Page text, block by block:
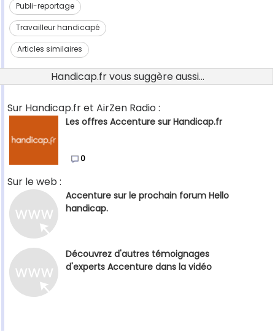
Publi-reportage
Travailleur handicapé
Articles similaires
Handicap.fr vous suggère aussi...
Sur Handicap.fr et AirZen Radio :
Les offres Accenture sur Handicap.fr
0
Sur le web :
Accenture sur le prochain forum Hello
handicap.
Découvrez d'autres témoignages
d'experts Accenture dans la vidéo